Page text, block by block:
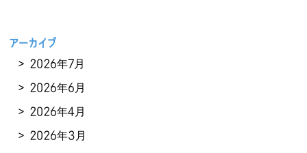
アーカイブ
2026年7月
2026年6月
2026年4月
2026年3月